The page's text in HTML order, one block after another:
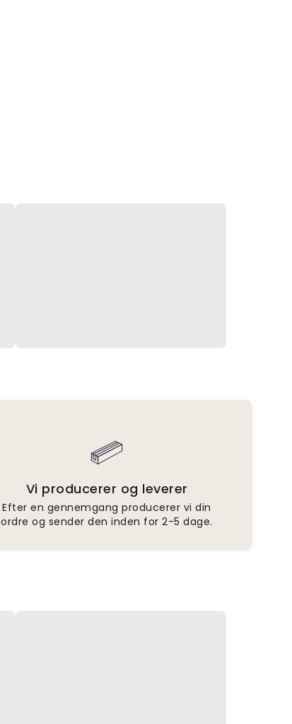
Vi producerer og leverer
Efter en gennemgang producerer vi din
ordre og sender den inden for 2-5 dage.